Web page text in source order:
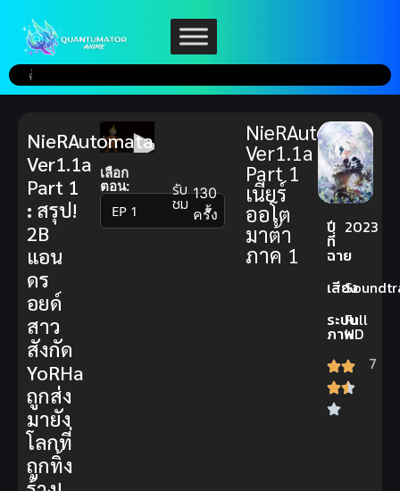
เลือก
ตอน:
▼
รับ
ชม 130
ครั้ง
NieRAutomata
Ver1.1a
Part 1
เนียร์
ออโต
มาต้า
ภาค 1
ปี
ที่
ฉาย
2023
เสียง
ระบบ
ภาพ
Full
HD
7
NieRAutomata
Ver1.1a
Part 1
: สรุป!
2B
แอน
ดร
อยด์
สาว
สังกัด
YoRHa
ถูกส่ง
มายัง
โลกที่
ถูกทิ้ง